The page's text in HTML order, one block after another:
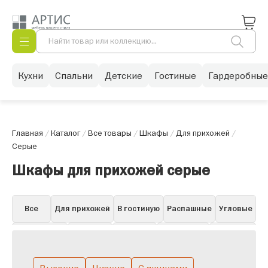
Кухни Спальни Детские Гостиные Гардеробные
Главная /Каталог/Все товары /Шкафы /Для прихожей /
Серые
Шкафы для прихожей серые
Все Для прихожей В гостиную Распашные Угловые
Витрины Белые в гостиную